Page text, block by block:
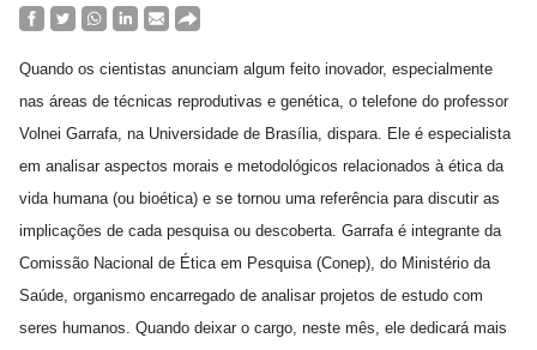
Quando os cientistas anunciam algum feito inovador, especialmente
nas áreas de técnicas reprodutivas e genética, o telefone do professor
Volnei Garrafa, na Universidade de Brasília, dispara. Ele é especialista
em analisar aspectos morais e metodológicos relacionados à ética da
vida humana (ou bioética) e se tornou uma referência para discutir as
implicações de cada pesquisa ou descoberta. Garrafa é integrante da
Comissão Nacional de Ética em Pesquisa (Conep), do Ministério da
Saúde, organismo encarregado de analisar projetos de estudo com
seres humanos. Quando deixar o cargo, neste mês, ele dedicará mais